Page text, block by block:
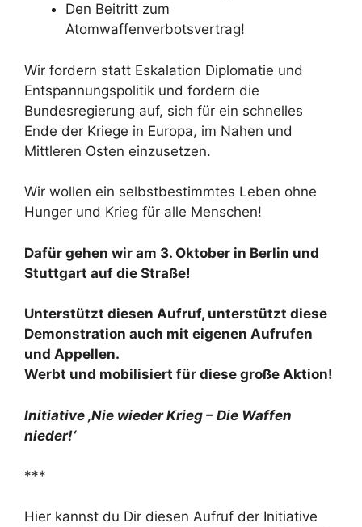
Den Beitritt zum
Atomwaffenverbotsvertrag!
Wir fordern statt Eskalation Diplomatie und
Entspannungspolitik und fordern die
Bundesregierung auf, sich für ein schnelles
Ende der Kriege in Europa, im Nahen und
Mittleren Osten einzusetzen.
Wir wollen ein selbstbestimmtes Leben ohne
Hunger und Krieg für alle Menschen!
Dafür gehen wir am 3. Oktober in Berlin und
Stuttgart auf die Straße!
Unterstützt diesen Aufruf, unterstützt diese
Demonstration auch mit eigenen Aufrufen
und Appellen.
Werbt und mobilisiert für diese große Aktion!
Initiative ‚Nie wieder Krieg – Die Waffen
nieder!‘
***
Hier kannst du Dir diesen Aufruf der Initiative